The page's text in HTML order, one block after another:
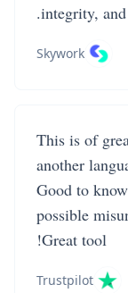
integrity,
Skywork
This is of
another
Good to
possible
Great tool!
Trustpilot